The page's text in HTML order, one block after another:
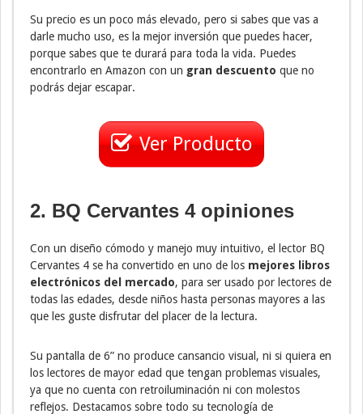
Su precio es un poco más elevado, pero si sabes que vas a
darle mucho uso, es la mejor inversión que puedes hacer,
porque sabes que te durará para toda la vida. Puedes
encontrarlo en Amazon con un gran descuento que no
podrás dejar escapar.
Ver Producto
2. BQ Cervantes 4 opiniones
Con un diseño cómodo y manejo muy intuitivo, el lector BQ
Cervantes 4 se ha convertido en uno de los mejores libros
electrónicos del mercado, para ser usado por lectores de
todas las edades, desde niños hasta personas mayores a las
que les guste disfrutar del placer de la lectura.
Su pantalla de 6” no produce cansancio visual, ni si quiera en
los lectores de mayor edad que tengan problemas visuales,
ya que no cuenta con retroiluminación ni con molestos
reflejos. Destacamos sobre todo su tecnología de